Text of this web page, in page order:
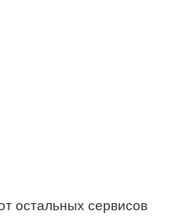
остальных сервисов